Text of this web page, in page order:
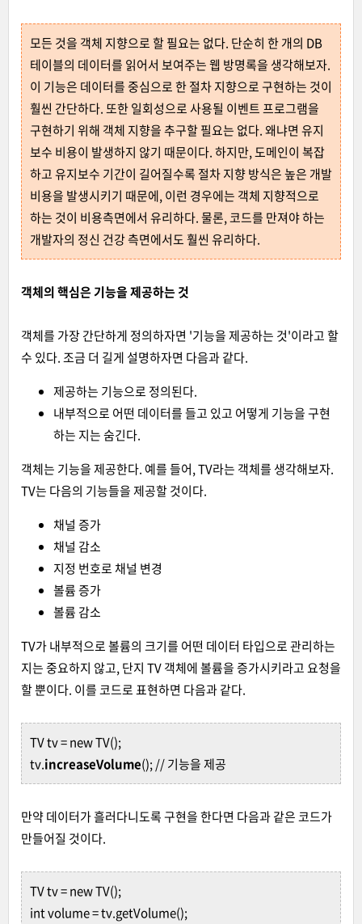
모든 것을 객체 지향으로 할 필요는 없다. 단순히 한 개의 DB
테이블의 데이터를 읽어서 보여주는 웹 방명록을 생각해보자.
이 기능은 데이터를 중심으로 한 절차 지향으로 구현하는 것이
훨씬 간단하다. 또한 일회성으로 사용될 이벤트 프로그램을
구현하기 위해 객체 지향을 추구할 필요는 없다. 왜냐면 유지
보수 비용이 발생하지 않기 때문이다. 하지만, 도메인이 복잡
하고 유지보수 기간이 길어질수록 절차 지향 방식은 높은 개발
비용을 발생시키기 때문에, 이런 경우에는 객체 지향적으로
하는 것이 비용측면에서 유리하다. 물론, 코드를 만져야 하는
개발자의 정신 건강 측면에서도 훨씬 유리하다.
객체의 핵심은 기능을 제공하는 것
객체를 가장 간단하게 정의하자면 '기능을 제공하는 것'이라고 할
수 있다. 조금 더 길게 설명하자면 다음과 같다.
제공하는 기능으로 정의된다.
내부적으로 어떤 데이터를 들고 있고 어떻게 기능을 구현
하는 지는 숨긴다.
객체는 기능을 제공한다. 예를 들어, TV라는 객체를 생각해보자.
TV는 다음의 기능들을 제공할 것이다.
채널 증가
채널 감소
지정 번호로 채널 변경
볼륨 증가
볼륨 감소
TV가 내부적으로 볼륨의 크기를 어떤 데이터 타입으로 관리하는
지는 중요하지 않고, 단지 TV 객체에 볼륨을 증가시키라고 요청을
할 뿐이다. 이를 코드로 표현하면 다음과 같다.
TV tv = new TV();
tv.increaseVolume(); // 기능을 제공
만약 데이터가 흘러다니도록 구현을 한다면 다음과 같은 코드가
만들어질 것이다.
TV tv = new TV();
int volume = tv.getVolume();